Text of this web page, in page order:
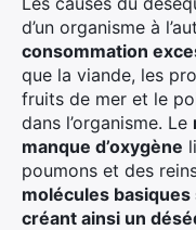
d’un organisme à
consommation
que la viande, les
fruits de mer et le
dans l’organisme. Le
manque d’oxygène
poumons et des
molécules basiques
créant ainsi un